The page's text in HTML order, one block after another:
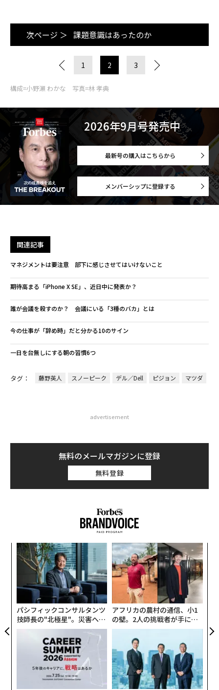
次ページ ＞ 課題意識はあったのか
1 2 3
構成=小野瀬 わかな 写真=林 孝典
2026年9月号発売中
最新号の購入はこちらから
メンバーシップに登録する
関連記事
マネジメントは要注意 部下に感じさせてはいけないこと
期待高まる「iPhone X SE」、近日中に発表か？
誰が会議を殺すのか？ 会議にいる「3種のバカ」とは
今の仕事が「辞め時」だと分かる10のサイン
一日を台無しにする朝の習慣6つ
タグ： 藤野英人 スノーピーク デル／Dell ピジョン マツダ
advertisement
無料のメールマガジンに登録
無料登録
パシフィックコンサルタンツ
技師長の"北極星"。災害への
無力感を乗り越え見つけた、
防災一筋20年の答え
アフリカの農村の通信、小1
の壁。2人の挑戦者が手にし
た「次なる武器」